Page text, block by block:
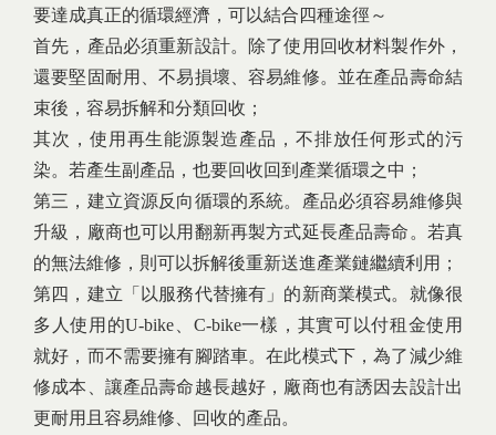
要達成真正的循環經濟，可以結合四種途徑～
首先，產品必須重新設計。除了使用回收材料製作外，
還要堅固耐用、不易損壞、容易維修。並在產品壽命結
束後，容易拆解和分類回收；
其次，使用再生能源製造產品，不排放任何形式的污
染。若產生副產品，也要回收回到產業循環之中；
第三，建立資源反向循環的系統。產品必須容易維修與
升級，廠商也可以用翻新再製方式延長產品壽命。若真
的無法維修，則可以拆解後重新送進產業鏈繼續利用；
第四，建立「以服務代替擁有」的新商業模式。就像很
多人使用的U-bike、C-bike一樣，其實可以付租金使用
就好，而不需要擁有腳踏車。在此模式下，為了減少維
修成本、讓產品壽命越長越好，廠商也有誘因去設計出
更耐用且容易維修、回收的產品。